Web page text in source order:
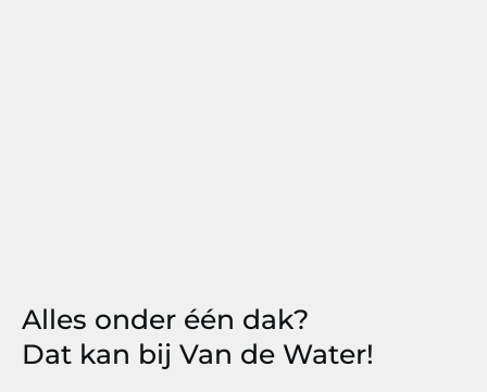
Alles onder één dak?
Dat kan bij Van de Water!